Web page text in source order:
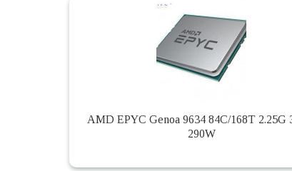
AMD EPYC Genoa 9634 84C/168T 2.25G
290W